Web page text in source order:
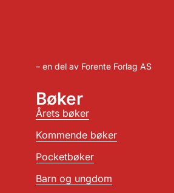
– en del av Forente Forlag AS
Bøker
Årets bøker
Kommende bøker
Pocketbøker
Barn og ungdom